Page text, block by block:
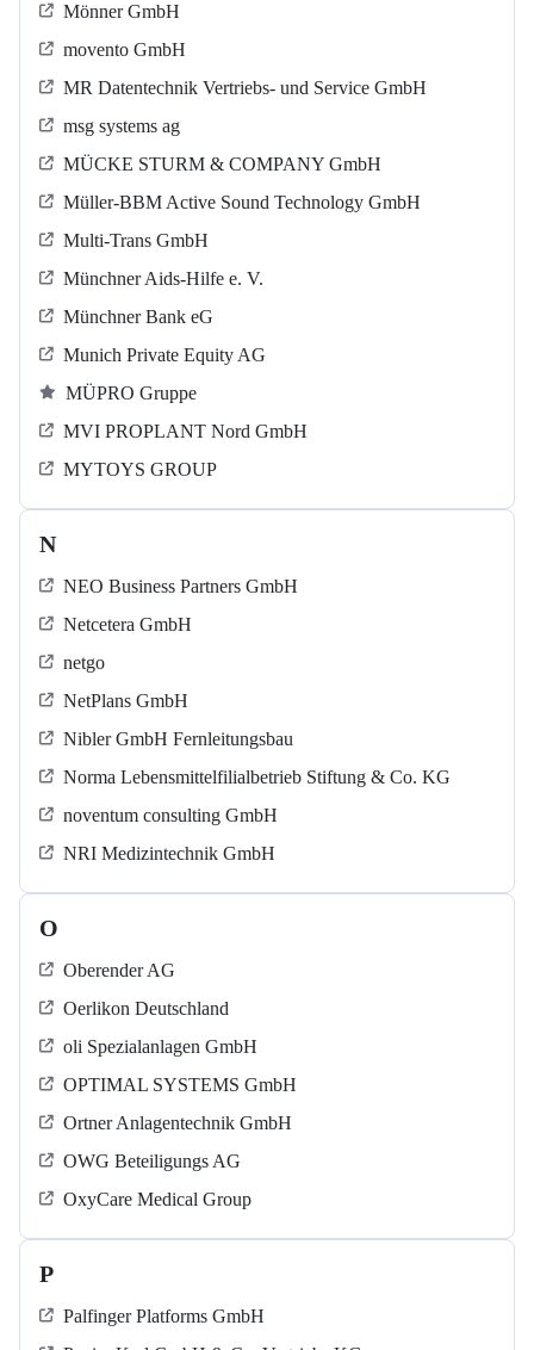
Mönner GmbH
movento GmbH
MR Datentechnik Vertriebs- und Service GmbH
msg systems ag
MÜCKE STURM & COMPANY GmbH
Müller-BBM Active Sound Technology GmbH
Multi-Trans GmbH
Münchner Aids-Hilfe e. V.
Münchner Bank eG
Munich Private Equity AG
MÜPRO Gruppe
MVI PROPLANT Nord GmbH
MYTOYS GROUP
N
NEO Business Partners GmbH
Netcetera GmbH
netgo
NetPlans GmbH
Nibler GmbH Fernleitungsbau
Norma Lebensmittelfilialbetrieb Stiftung & Co. KG
noventum consulting GmbH
NRI Medizintechnik GmbH
O
Oberender AG
Oerlikon Deutschland
oli Spezialanlagen GmbH
OPTIMAL SYSTEMS GmbH
Ortner Anlagentechnik GmbH
OWG Beteiligungs AG
OxyCare Medical Group
P
Palfinger Platforms GmbH